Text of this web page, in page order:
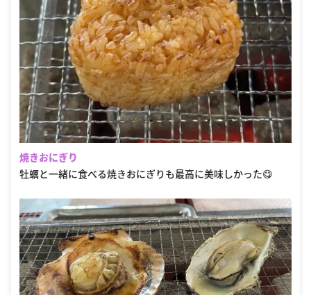
焼きおにぎり
牡蠣と一緒に食べる焼きおにぎりも最高に美味しかった😋